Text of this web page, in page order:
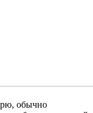
обычно